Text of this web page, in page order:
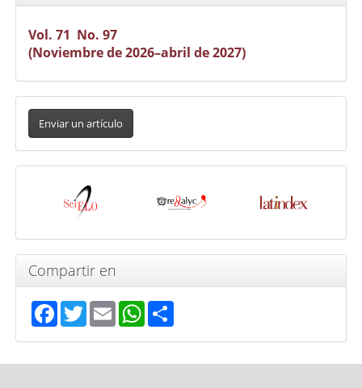
Vol. 71 No. 97
(Noviembre de 2026–abril de 2027)
Enviar
artículo
Enviar un artículo
Indexada
Compartir en
Facebook
TwitterEmailWhatsApp
Share